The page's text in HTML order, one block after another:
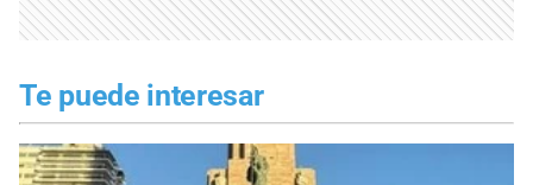
Te puede interesar